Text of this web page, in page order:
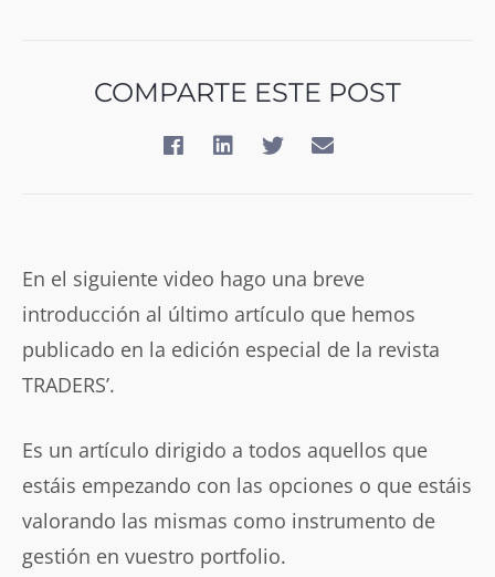
COMPARTE ESTE POST
En el siguiente video hago una breve
introducción al último artículo que hemos
publicado en la edición especial de la revista
TRADERS’.
Es un artículo dirigido a todos aquellos que
estáis empezando con las opciones o que estáis
valorando las mismas como instrumento de
gestión en vuestro portfolio.